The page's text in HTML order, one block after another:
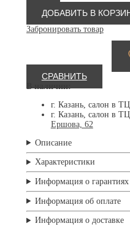
Akila
B
Side
x
ДОБАВИТЬ В
Забронировать товар
СРАВНИТЬ
В наличии:
г. Казань, салон в
г. Казань, салон в
Ершова, 62
Описание
Характеристики
Информация о гарантиях
Информация об оплате
Информация о доставке